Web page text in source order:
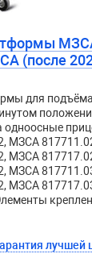
(после
для подъёма
одноосные
МЗСА
МЗСА
МЗСА
МЗСА
лучшей